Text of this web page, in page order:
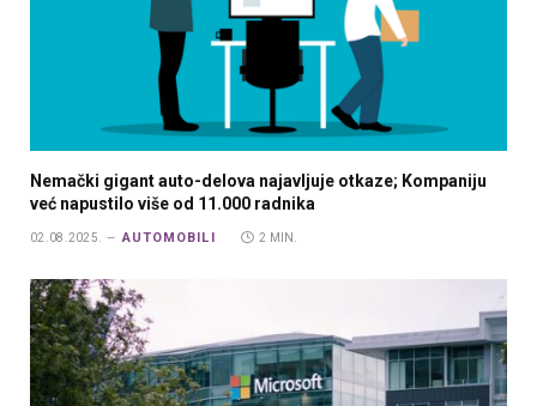
Nemački gigant auto-delova najavljuje otkaze; Kompaniju
već napustilo više od 11.000 radnika
02.08.2025. AUTOMOBILI 2 MIN.